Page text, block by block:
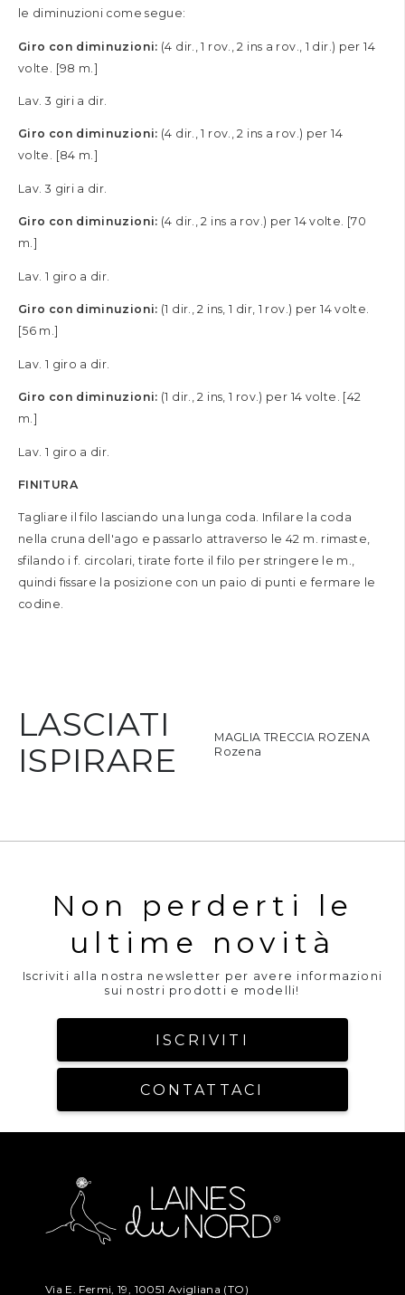
le diminuzioni come segue:
Giro con diminuzioni: (4 dir., 1 rov., 2 ins a rov., 1 dir.) per 14
volte. [98 m.]
Lav. 3 giri a dir.
Giro con diminuzioni: (4 dir., 1 rov., 2 ins a rov.) per 14
volte. [84 m.]
Lav. 3 giri a dir.
Giro con diminuzioni: (4 dir., 2 ins a rov.) per 14 volte. [70
m.]
Lav. 1 giro a dir.
Giro con diminuzioni: (1 dir., 2 ins, 1 dir, 1 rov.) per 14 volte.
[56 m.]
Lav. 1 giro a dir.
Giro con diminuzioni: (1 dir., 2 ins, 1 rov.) per 14 volte. [42
m.]
Lav. 1 giro a dir.
FINITURA
Tagliare il filo lasciando una lunga coda. Infilare la coda
nella cruna dell'ago e passarlo attraverso le 42 m. rimaste,
sfilando i f. circolari, tirate forte il filo per stringere le m.,
quindi fissare la posizione con un paio di punti e fermare le
codine.
LASCIATI
ISPIRARE
COSTE E TRECCE
MAGLIA TRECCIA ROZENA
Rozena
Non perderti le
ultime novità
Iscriviti alla nostra newsletter per avere informazioni
sui nostri prodotti e modelli!
ISCRIVITI
CONTATTACI
Via E. Fermi, 19, 10051 Avigliana (TO)